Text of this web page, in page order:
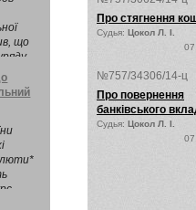
Про стягнення
Судья: Цокол Л. І.
№757/34306/14-ц
Про повернення
банківського
Судья: Цокол Л. І.
що